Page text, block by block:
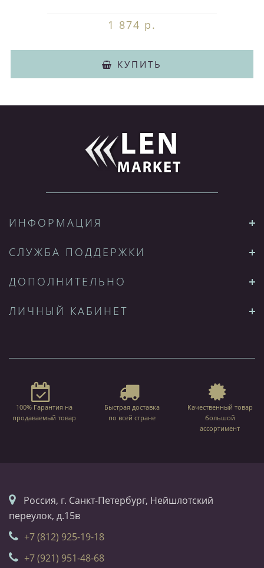
1 874 р.
КУПИТЬ
ИНФОРМАЦИЯ
СЛУЖБА ПОДДЕРЖКИ
ДОПОЛНИТЕЛЬНО
ЛИЧНЫЙ КАБИНЕТ
100% Гарантия на
продаваемый товар
Быстрая доставка
по всей стране
Качественный товар
большой
ассортимент
Россия, г. Санкт-Петербург, Нейшлотский
переулок, д.15в
+7 (812) 925-19-18
+7 (921) 951-48-68